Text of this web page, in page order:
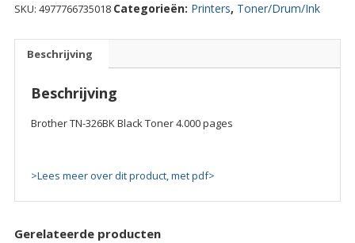
Black
SKU: 4977766735018 Categorieën: Printers, Toner/Drum/Ink
Beschrijving
Beschrijving
Brother TN-326BK Black Toner 4.000 pages
>Lees meer over dit product, met pdf>
Gerelateerde producten